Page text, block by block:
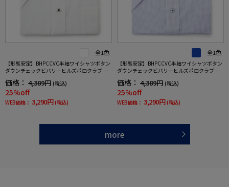
全1色
【形態安定】BHPCCVC半袖ワイシャツボタン
ダウンチェックビバリーヒルズポロクラブ春
価格： 4,389円 (税込)
25%off
WEB価格： 3,290円 (税込)
全1色
【形態安定】BHPCCVC半袖ワイシャツボタン
ダウンチェックビバリーヒルズポロクラブ春
価格： 4,389円 (税込)
25%off
WEB価格： 3,290円 (税込)
more